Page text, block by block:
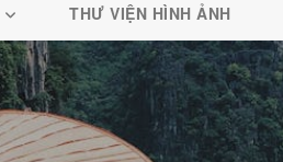
THƯ VIỆN HÌNH ẢNH